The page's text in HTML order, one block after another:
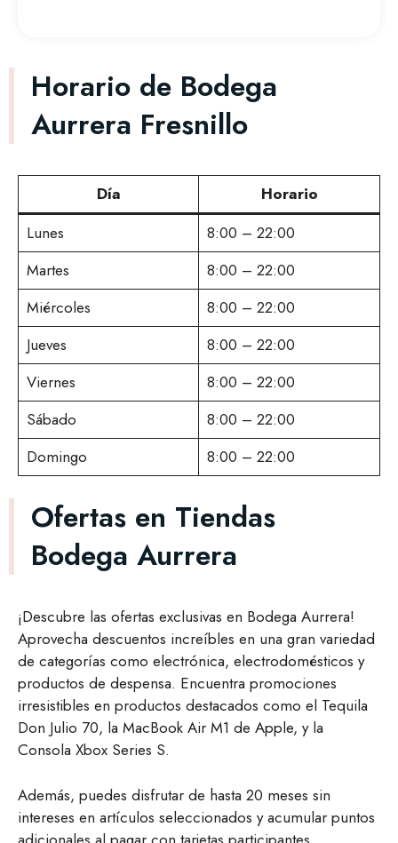
Horario de Bodega
Aurrera Fresnillo
Día
Horario
Lunes
8:00 – 22:00
Martes
8:00 – 22:00
Miércoles
8:00 – 22:00
Jueves
8:00 – 22:00
Viernes
8:00 – 22:00
Sábado
8:00 – 22:00
Domingo
8:00 – 22:00
Ofertas en Tiendas
Bodega Aurrera
¡Descubre las ofertas exclusivas en Bodega Aurrera!
Aprovecha descuentos increíbles en una gran variedad
de categorías como electrónica, electrodomésticos y
productos de despensa. Encuentra promociones
irresistibles en productos destacados como el Tequila
Don Julio 70, la MacBook Air M1 de Apple, y la
Consola Xbox Series S.
Además, puedes disfrutar de hasta 20 meses sin
intereses en artículos seleccionados y acumular puntos